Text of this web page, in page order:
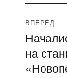
ВПЕРЁД
запись:
на